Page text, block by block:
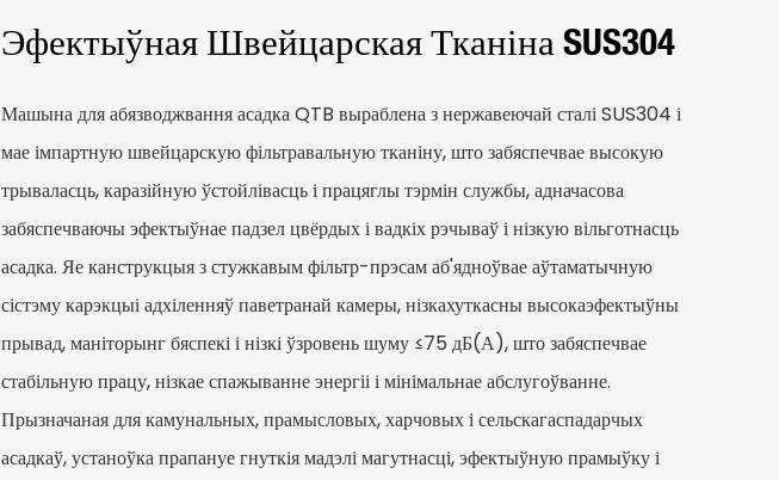
Эфектыўная Швейцарская Тканіна SUS304
Машына для абязводжвання асадка QTB выраблена з нержавеючай сталі SUS304 і
мае імпартную швейцарскую фільтравальную тканіну, што забяспечвае высокую
трываласць, каразійную ўстойлівасць і працяглы тэрмін службы, адначасова
забяспечваючы эфектыўнае падзел цвёрдых і вадкіх рэчываў і нізкую вільготнасць
асадка. Яе канструкцыя з стужкавым фільтр-прэсам аб'ядноўвае аўтаматычную
сістэму карэкцыі адхіленняў паветранай камеры, нізкахуткасны высокаэфектыўны
прывад, маніторынг бяспекі і нізкі ўзровень шуму ≤75 дБ(А), што забяспечвае
стабільную працу, нізкае спажыванне энергіі і мінімальнае абслугоўванне.
Прызначаная для камунальных, прамысловых, харчовых і сельскагаспадарчых
асадкаў, устаноўка прапануе гнуткія мадэлі магутнасці, эфектыўную прамыўку і